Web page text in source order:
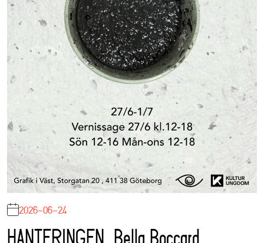
2026-06-24
HANTERINGEN, Bella Boccard